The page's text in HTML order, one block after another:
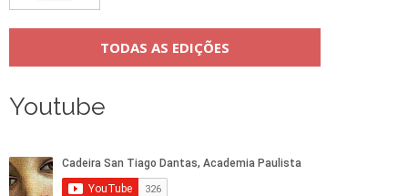
TODAS AS EDIÇÕES
Youtube